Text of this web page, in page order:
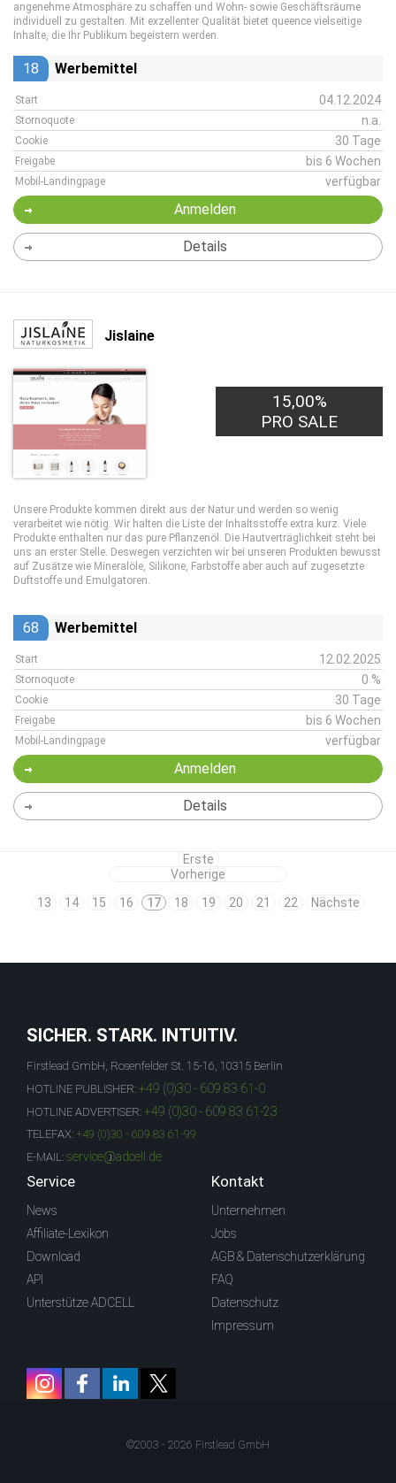
angenehme Atmosphäre zu schaffen und Wohn- sowie Geschäftsräume
individuell zu gestalten. Mit exzellenter Qualität bietet queence vielseitige
Inhalte, die Ihr Publikum begeistern werden.
18 Werbemittel
Start 04.12.2024
Stornoquote n.a.
Cookie 30 Tage
Freigabe bis 6 Wochen
Mobil-Landingpage verfügbar
Anmelden
Details
Jislaine
15,00%
PRO SALE
Unsere Produkte kommen direkt aus der Natur und werden so wenig
verarbeitet wie nötig. Wir halten die Liste der Inhaltsstoffe extra kurz. Viele
Produkte enthalten nur das pure Pflanzenöl. Die Hautverträglichkeit steht bei
uns an erster Stelle. Deswegen verzichten wir bei unseren Produkten bewusst
auf Zusätze wie Mineralöle, Silikone, Farbstoffe aber auch auf zugesetzte
Duftstoffe und Emulgatoren.
68 Werbemittel
Start 12.02.2025
Stornoquote 0 %
Cookie 30 Tage
Freigabe bis 6 Wochen
Mobil-Landingpage verfügbar
Anmelden
Details
Erste
Vorherige
13
14 15 16 17 18 19 20 21 22 Nächste
SICHER. STARK. INTUITIV.
Firstlead GmbH, Rosenfelder St. 15-16, 10315 Berlin
HOTLINE PUBLISHER: +49 (0)30 - 609 83 61-0
HOTLINE ADVERTISER: +49 (0)30 - 609 83 61-23
TELEFAX: +49 (0)30 - 609 83 61-99
E-MAIL: service@adcell.de
Service
News
Affiliate-Lexikon
Download
API
Unterstütze ADCELL
Kontakt
Unternehmen
Jobs
AGB & Datenschutzerklärung
FAQ
Datenschutz
Impressum
©2003 - 2026 Firstlead GmbH